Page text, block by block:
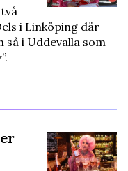
i Linköping där
i Uddevalla som